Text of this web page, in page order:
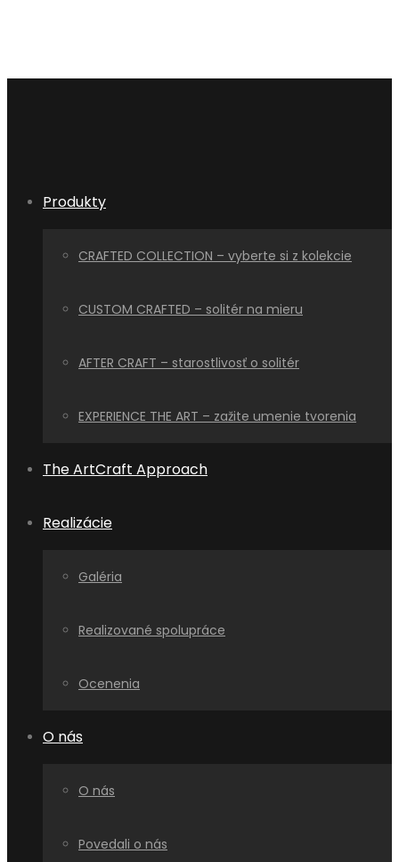
Produkty
CRAFTED COLLECTION – vyberte si z kolekcie
CUSTOM CRAFTED – solitér na mieru
AFTER CRAFT – starostlivosť o solitér
EXPERIENCE THE ART – zažite umenie tvorenia
The ArtCraft Approach
Realizácie
Galéria
Realizované spolupráce
Ocenenia
O nás
O nás
Povedali o nás